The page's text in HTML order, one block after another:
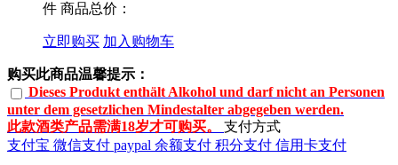
件 商品总价：
立即购买 加入购物车
购买此商品温馨提示：
Dieses Produkt enthält Alkohol und darf nicht an Personen
unter dem gesetzlichen Mindestalter abgegeben werden.
此款酒类产品需满18岁才可购买。
支付方式
支付宝 微信支付 paypal 余额支付 积分支付 信用卡支付